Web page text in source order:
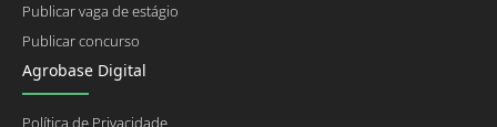
Publicar vaga de estágio
Publicar concurso
Agrobase Digital
Política de Privacidade